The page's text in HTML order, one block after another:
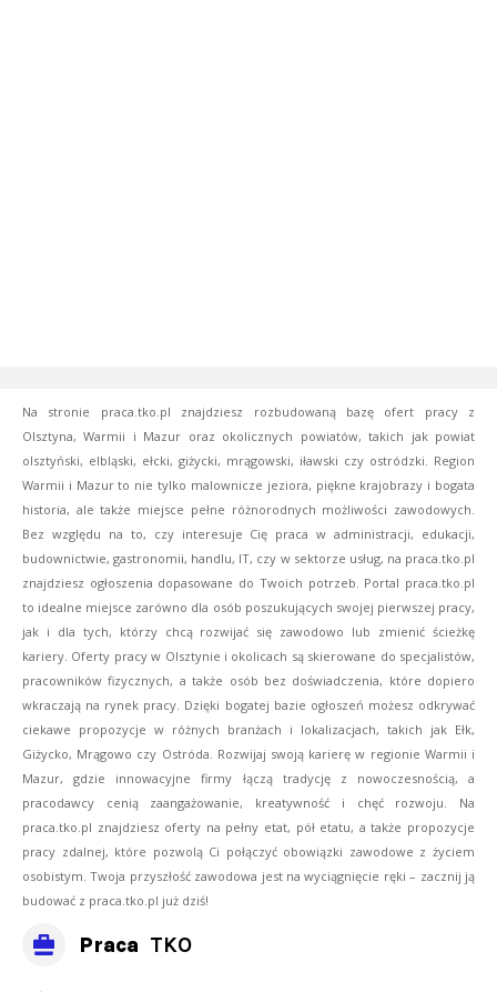
Na stronie praca.tko.pl znajdziesz rozbudowaną bazę ofert pracy z
Olsztyna, Warmii i Mazur oraz okolicznych powiatów, takich jak powiat
olsztyński, elbląski, ełcki, giżycki, mrągowski, iławski czy ostródzki. Region
Warmii i Mazur to nie tylko malownicze jeziora, piękne krajobrazy i bogata
historia, ale także miejsce pełne różnorodnych możliwości zawodowych.
Bez względu na to, czy interesuje Cię praca w administracji, edukacji,
budownictwie, gastronomii, handlu, IT, czy w sektorze usług, na praca.tko.pl
znajdziesz ogłoszenia dopasowane do Twoich potrzeb. Portal praca.tko.pl
to idealne miejsce zarówno dla osób poszukujących swojej pierwszej pracy,
jak i dla tych, którzy chcą rozwijać się zawodowo lub zmienić ścieżkę
kariery. Oferty pracy w Olsztynie i okolicach są skierowane do specjalistów,
pracowników fizycznych, a także osób bez doświadczenia, które dopiero
wkraczają na rynek pracy. Dzięki bogatej bazie ogłoszeń możesz odkrywać
ciekawe propozycje w różnych branżach i lokalizacjach, takich jak Ełk,
Giżycko, Mrągowo czy Ostróda. Rozwijaj swoją karierę w regionie Warmii i
Mazur, gdzie innowacyjne firmy łączą tradycję z nowoczesnością, a
pracodawcy cenią zaangażowanie, kreatywność i chęć rozwoju. Na
praca.tko.pl znajdziesz oferty na pełny etat, pół etatu, a także propozycje
pracy zdalnej, które pozwolą Ci połączyć obowiązki zawodowe z życiem
osobistym. Twoja przyszłość zawodowa jest na wyciągnięcie ręki – zacznij ją
budować z praca.tko.pl już dziś!
Praca TKO